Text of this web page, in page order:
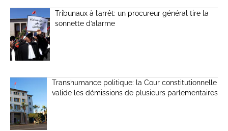
Tribunaux à l’arrêt: un procureur général tire la
sonnette d’alarme
Transhumance politique: la Cour constitutionnelle
valide les démissions de plusieurs parlementaires